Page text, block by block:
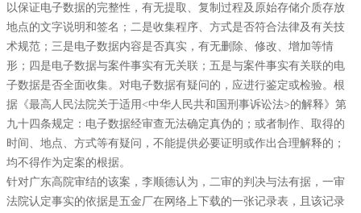
以保证电子数据的完整性，有无提取、复制过程及原始存储介质存放
地点的文字说明和签名；二是收集程序、方式是否符合法律及有关技
术规范；三是电子数据内容是否真实，有无删除、修改、增加等情
形；四是电子数据与案件事实有无关联；五是与案件事实有关联的电
子数据是否全面收集。对电子数据有疑问的，应进行鉴定或检验。根
据《最高人民法院关于适用<中华人民共和国刑事诉讼法>的解释》第
九十四条规定：电子数据经审查无法确定真伪的；或者制作、取得的
时间、地点、方式等有疑问，不能提供必要证明或作出合理解释的；
均不得作为定案的根据。
针对广东高院审结的该案，李顺德认为，二审的判决与法有据，一审
法院认定事实的依据是五金厂在网络上下载的一张记录表，且该记录